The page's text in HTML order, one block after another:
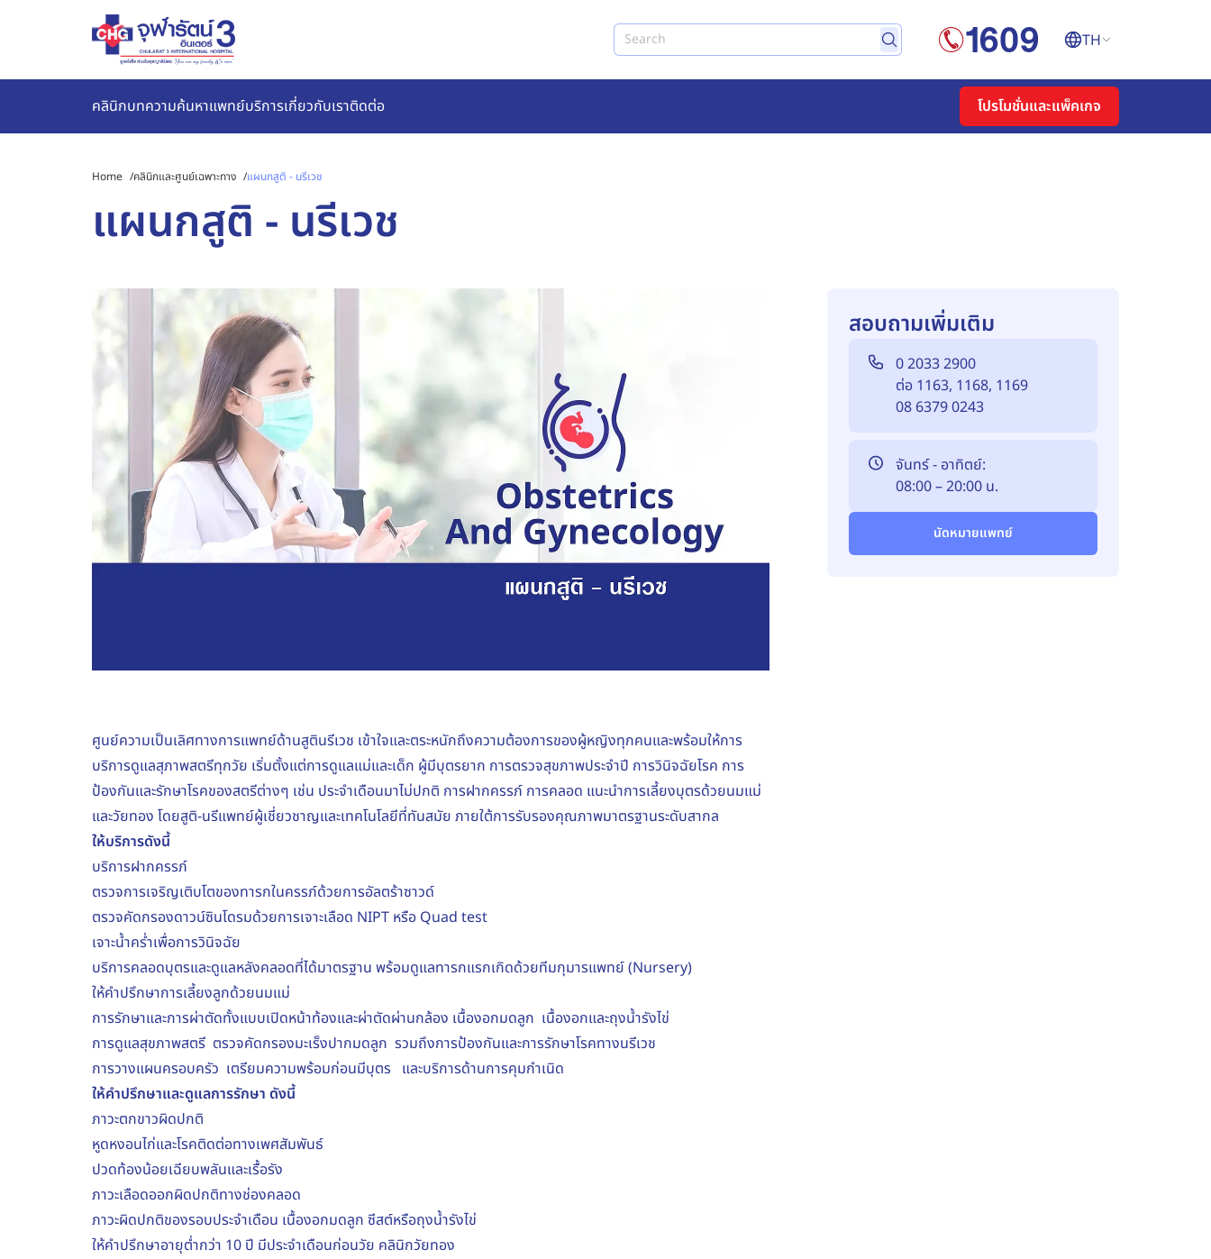
Search TH
คลินิกบทความค้นหาแพทย์บริการเกี่ยวกับเราติดต่อ โปรโมชั่นและแพ็คเกจ
Home /คลินิกและศูนย์เฉพาะทาง /แผนกสูติ - นรีเวช
แผนกสูติ - นรีเวช
สอบถามเพิ่มเติม
0 2033 2900
ต่อ 1163, 1168, 1169
08 6379 0243
จันทร์ - อาทิตย์:
08:00 – 20:00 น.
นัดหมายแพทย์
ศูนย์ความเป็นเลิศทางการแพทย์ด้านสูตินรีเวช เข้าใจและตระหนักถึงความต้องการของผู้หญิงทุกคนและพร้อมให้การ
บริการดูแลสุภาพสตรีทุกวัย เริ่มตั้งแต่การดูแลแม่และเด็ก ผู้มีบุตรยาก การตรวจสุขภาพประจำปี การวินิจฉัยโรค การ
ป้องกันและรักษาโรคของสตรีต่างๆ เช่น ประจำเดือนมาไม่ปกติ การฝากครรภ์ การคลอด แนะนำการเลี้ยงบุตรด้วยนมแม่
และวัยทอง โดยสูติ-นรีแพทย์ผู้เชี่ยวชาญและเทคโนโลยีที่ทันสมัย ภายใต้การรับรองคุณภาพมาตรฐานระดับสากล
ให้บริการดังนี้
บริการฝากครรภ์
ตรวจการเจริญเติบโตของทารกในครรภ์ด้วยการอัลตร้าซาวด์
ตรวจคัดกรองดาวน์ซินโดรมด้วยการเจาะเลือด NIPT หรือ Quad test
เจาะน้ำคร่ำเพื่อการวินิจฉัย
บริการคลอดบุตรและดูแลหลังคลอดที่ได้มาตรฐาน พร้อมดูแลทารกแรกเกิดด้วยทีมกุมารแพทย์(Nursery)
ให้คำปรึกษาการเลี้ยงลูกด้วยนมแม่
การรักษาและการผ่าตัดทั้งแบบเปิดหน้าท้องและผ่าตัดผ่านกล้อง เนื้องอกมดลูก เนื้องอกและถุงน้ำรังไข่
การดูแลสุขภาพสตรี ตรวจคัดกรองมะเร็งปากมดลูก รวมถึงการป้องกันและการรักษาโรคทางนรีเวช
การวางแผนครอบครัว เตรียมความพร้อมก่อนมีบุตร และบริการด้านการคุมกำเนิด
ให้คำปรึกษาและดูแลการรักษา ดังนี้
ภาวะตกขาวผิดปกติ
หูดหงอนไก่และโรคติดต่อทางเพศสัมพันธ์
ปวดท้องน้อยเฉียบพลันและเรื้อรัง
ภาวะเลือดออกผิดปกติทางช่องคลอด
ภาวะผิดปกติของรอบประจำเดือน เนื้องอกมดลูก ซีสต์หรือถุงน้ำรังไข่
ให้คำปรึกษาอายุต่ำกว่า 10 ปี มีประจำเดือนก่อนวัย คลินิกวัยทอง